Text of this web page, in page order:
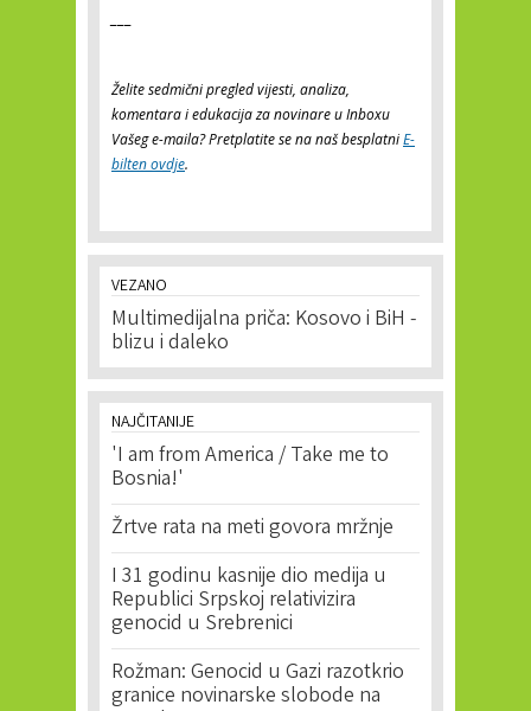
Želite sedmični pregled vijesti, analiza,
komentara i edukacija za novinare u Inboxu
Vašeg e-maila? Pretplatite se na naš besplatniE-
bilten ovdje.
VEZANO
Multimedijalna priča: Kosovo i BiH -
blizu i daleko
NAJČITANIJE
'I am from America / Take me to
Bosnia!'
Žrtve rata na meti govora mržnje
I 31 godinu kasnije dio medija u
Republici Srpskoj relativizira
genocid u Srebrenici
Rožman: Genocid u Gazi razotkrio
granice novinarske slobode na